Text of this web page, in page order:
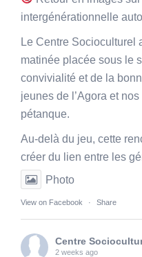
intergénérationnelle
Le Centre Socioculturel
matinée placée sous le
convivialité et de la
jeunes de l’Agora et
pétanque.
Au-delà du jeu, cette
créer du lien entre les
Photo
View on Facebook · Share
Centre
2 weeks ago